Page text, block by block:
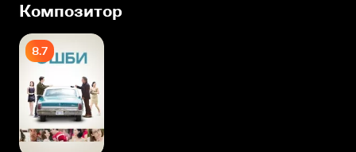
Композитор
8.7